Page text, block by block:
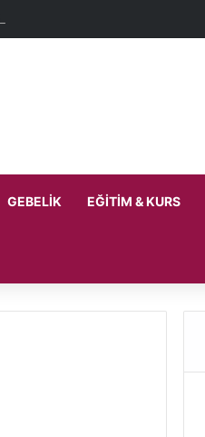
GEBELIK EĞITIM & KURS